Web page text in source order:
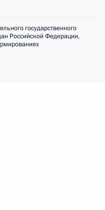
государственного
Российской Федерации,